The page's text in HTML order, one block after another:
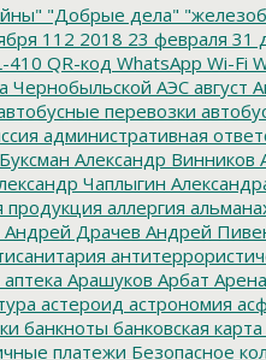
"Добрые дела"
112 2018 23 февраля 31
410 QR-код WhatsApp Wi-Fi
Чернобыльской АЭС август
перевозки
административная
Александр Винников
Чаплыгин
продукция аллергия
Андрей Драчев Андрей
аптека Арашуков Арбат Арена
астероид астрономия
банкноты банковская карта
платежи Безопасное